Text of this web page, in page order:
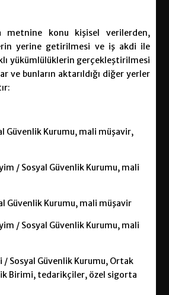
metnine konu kişisel verilerden,
yerine getirilmesi ve iş akdi ile
yükümlülüklerin gerçekleştirilmesi
ve bunların aktarıldığı diğer yerler
Güvenlik Kurumu, mali müşavir,
/ Sosyal Güvenlik Kurumu, mali
Güvenlik Kurumu, mali müşavir
/ Sosyal Güvenlik Kurumu, mali
/ Sosyal Güvenlik Kurumu, Ortak
Birimi, tedarikçiler, özel sigorta